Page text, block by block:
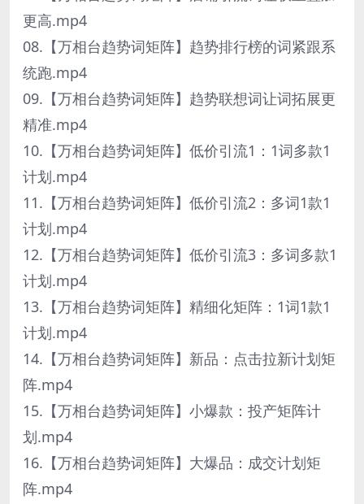
更高.mp4
08.【万相台趋势词矩阵】趋势排行榜的词紧跟系
统跑.mp4
09.【万相台趋势词矩阵】趋势联想词让词拓展更
精准.mp4
10.【万相台趋势词矩阵】低价引流1：1词多款1
计划.mp4
11.【万相台趋势词矩阵】低价引流2：多词1款1
计划.mp4
12.【万相台趋势词矩阵】低价引流3：多词多款1
计划.mp4
13.【万相台趋势词矩阵】精细化矩阵：1词1款1
计划.mp4
14.【万相台趋势词矩阵】新品：点击拉新计划矩
阵.mp4
15.【万相台趋势词矩阵】小爆款：投产矩阵计
划.mp4
16.【万相台趋势词矩阵】大爆品：成交计划矩
阵.mp4